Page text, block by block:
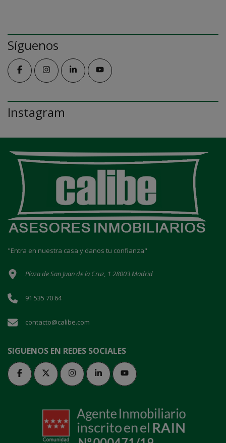
Síguenos
Instagram
"Entra en nuestra casa y danos tu confianza"
Plaza de San Juan de la Cruz, 1 28003 Madrid
91 535 70 64
contacto@calibe.com
SIGUENOS EN REDES SOCIALES